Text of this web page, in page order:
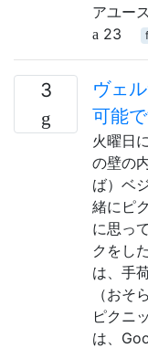
アユース
23
3
ヴェ
可能
火曜日
の壁の
ば）ベ
緒にピ
に思っ
クをし
は、手
（おそ
ピクニ
は、